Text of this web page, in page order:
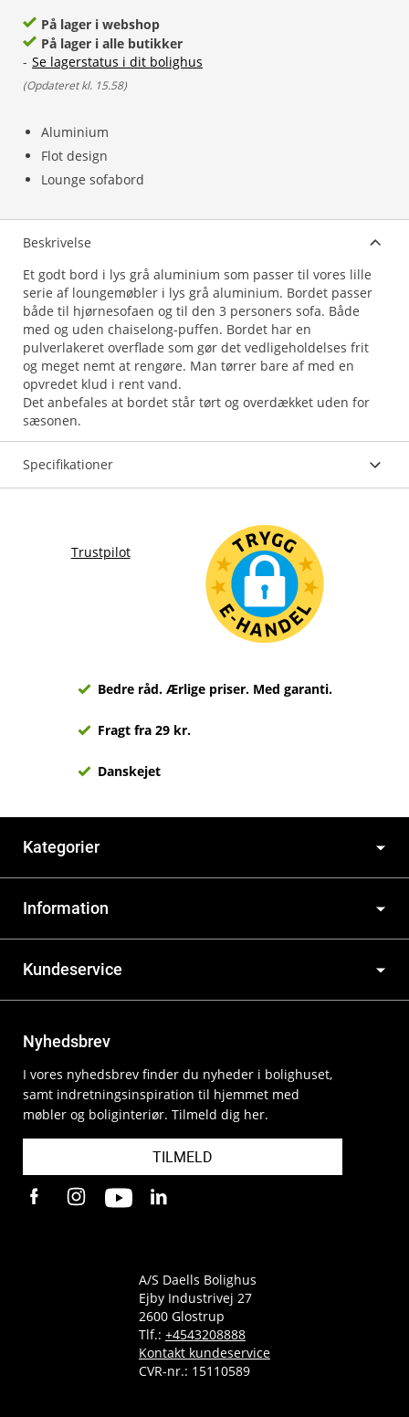
Aluminium
Flot design
Lounge sofabord
På lager i webshop
På lager i alle butikker
- Se lagerstatus i dit bolighus
(Opdateret kl. 15.58)
Beskrivelse
Et godt bord i lys grå aluminium som passer til vores lille
serie af loungemøbler i lys grå aluminium. Bordet passer
både til hjørnesofaen og til den 3 personers sofa. Både
med og uden chaiselong-puffen. Bordet har en
pulverlakeret overflade som gør det vedligeholdelses frit
og meget nemt at rengøre. Man tørrer bare af med en
opvredet klud i rent vand.
Det anbefales at bordet står tørt og overdækket uden for
sæsonen.
Specifikationer
Trustpilot
Bedre råd. Ærlige priser. Med garanti.
Fragt fra 29 kr.
Danskejet
Kategorier
Information
Kundeservice
Nyhedsbrev
I vores nyhedsbrev finder du nyheder i bolighuset,
samt indretningsinspiration til hjemmet med
møbler og boliginteriør. Tilmeld dig her.
TILMELD
A/S Daells Bolighus
Ejby Industrivej 27
2600 Glostrup
Tlf.: +4543208888
Kontakt kundeservice
CVR-nr.: 15110589